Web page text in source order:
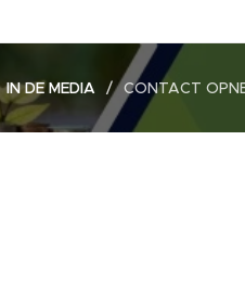
IN DE MEDIA CONTACT